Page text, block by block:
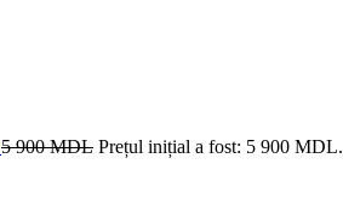
5 900MDL Prețul inițial a fost: 5 900 MDL.